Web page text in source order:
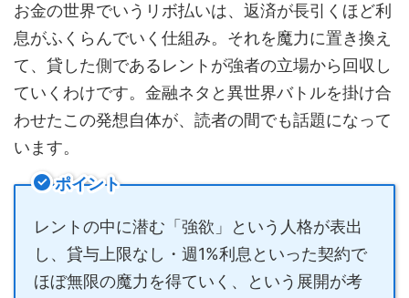
お金の世界でいうリボ払いは、返済が長引くほど利
息がふくらんでいく仕組み。それを魔力に置き換え
て、貸した側であるレントが強者の立場から回収し
ていくわけです。金融ネタと異世界バトルを掛け合
わせたこの発想自体が、読者の間でも話題になって
います。
ポイント
レントの中に潜む「強欲」という人格が表出
し、貸与上限なし・週1%利息といった契約で
ほぼ無限の魔力を得ていく、という展開が考